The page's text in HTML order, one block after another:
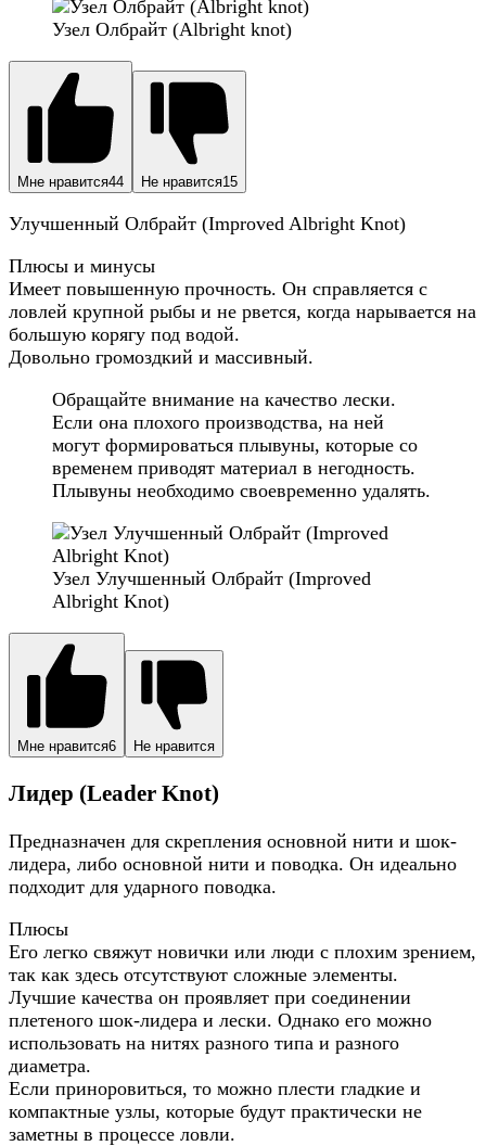
Узел Олбрайт (Albright knot)
Мне нравится44 Не нравится15
Улучшенный Олбрайт (Improved Albright Knot)
Плюсы и минусы
Имеет повышенную прочность. Он справляется с
ловлей крупной рыбы и не рвется, когда нарывается на
большую корягу под водой.
Довольно громоздкий и массивный.
Обращайте внимание на качество лески.
Если она плохого производства, на ней
могут формироваться плывуны, которые со
временем приводят материал в негодность.
Плывуны необходимо своевременно удалять.
Узел Улучшенный Олбрайт (Improved
Albright Knot)
Мне нравится6 Не нравится
Лидер (Leader Knot)
Предназначен для скрепления основной нити и шок-
лидера, либо основной нити и поводка. Он идеально
подходит для ударного поводка.
Плюсы
Его легко свяжут новички или люди с плохим зрением,
так как здесь отсутствуют сложные элементы.
Лучшие качества он проявляет при соединении
плетеного шок-лидера и лески. Однако его можно
использовать на нитях разного типа и разного
диаметра.
Если приноровиться, то можно плести гладкие и
компактные узлы, которые будут практически не
заметны в процессе ловли.